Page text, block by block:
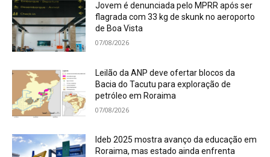
Jovem é denunciada pelo MPRR após ser
flagrada com 33 kg de skunk no aeroporto
de Boa Vista
07/08/2026
Leilão da ANP deve ofertar blocos da
Bacia do Tacutu para exploração de
petróleo em Roraima
07/08/2026
Ideb 2025 mostra avanço da educação em
Roraima, mas estado ainda enfrenta